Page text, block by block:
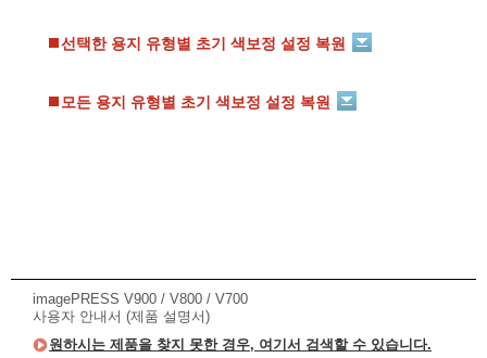
선택한 용지 유형별 초기 색보정 설정 복원
모든 용지 유형별 초기 색보정 설정 복원
imagePRESS V900 / V800 / V700
사용자 안내서 (제품 설명서)
원하시는 제품을 찾지 못한 경우, 여기서 검색할 수 있습니다.